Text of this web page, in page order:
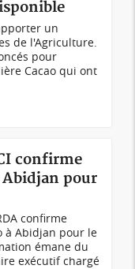
un
de l'Agriculture.
pour
Cacao qui ont
confirme
pour
confirme
à Abidjan pour le
émane du
exécutif chargé